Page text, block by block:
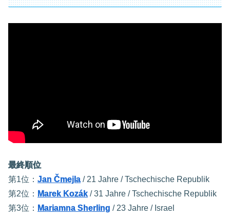
最終順位
第1位： Jan Čmejla/ 21 Jahre / Tschechische Republik
第2位： Marek Kozák / 31 Jahre / Tschechische Republik
第3位： Mariamna Sherling / 23 Jahre / Israel